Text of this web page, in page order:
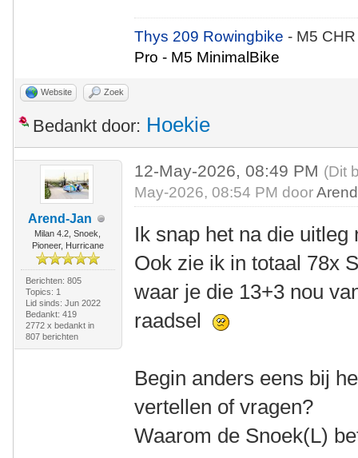
Thys 209 Rowingbike- M5
Pro - M5 MinimalBike
Website Zoek
Bedankt door: Hoekie
Arend-Jan
Milan 4.2, Snoek,
Pioneer, Hurricane
Berichten: 805
Topics: 1
Lid sinds: Jun 2022
Bedankt: 419
2772 x bedankt in
807 berichten
12-May-2026, 08:49 PM (Dit
May-2026, 08:54 PM door
Ik snap het na die uitleg
Ook zie ik in totaal 78x
waar je die 13+3 nou
raadsel
Begin anders eens bij
vertellen of vragen?
Waarom de Snoek(L)